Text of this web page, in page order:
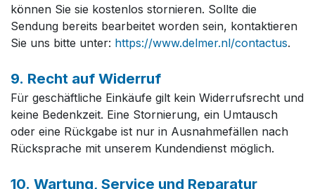
können Sie sie kostenlos stornieren. Sollte die
Sendung bereits bearbeitet worden sein, kontaktieren
Sie uns bitte unter: https://www.delmer.nl/contactus.
9. Recht auf Widerruf
Für geschäftliche Einkäufe gilt kein Widerrufsrecht und
keine Bedenkzeit. Eine Stornierung, ein Umtausch
oder eine Rückgabe ist nur in Ausnahmefällen nach
Rücksprache mit unserem Kundendienst möglich.
10. Wartung, Service und Reparatur